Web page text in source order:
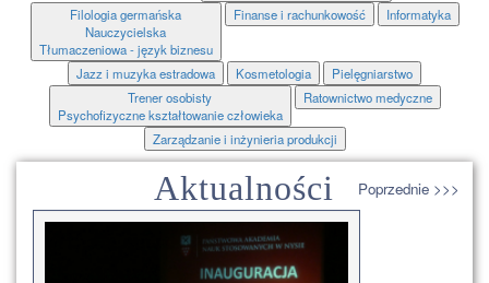
Filologia germańska
Nauczycielska
Tłumaczeniowa - język biznesu
Finanse i rachunkowość Informatyka
Jazz i muzyka estradowa Kosmetologia
Pielęgniarstwo
Trener osobisty
Psychofizyczne kształtowanie człowieka
Ratownictwo medyczne
Zarządzanie i inżynieria produkcji
Aktualności Poprzednie >>>